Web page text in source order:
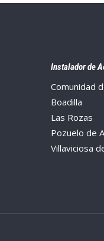
Instalador de
Comunidad
Boadilla
Las Rozas
Pozuelo de
Villaviciosa